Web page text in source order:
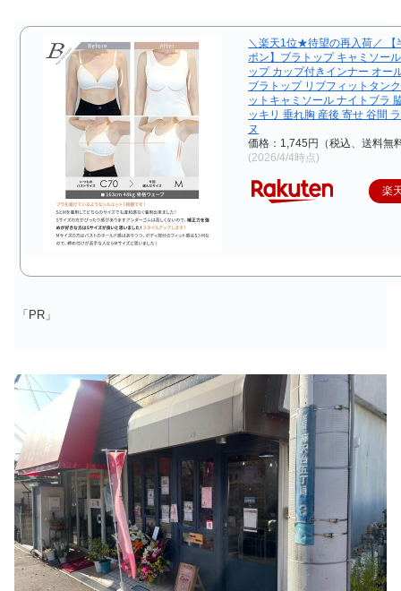
＼楽天1位★待望の再入荷／ 【
ポン】ブラトップ キャミソー
ップ カップ付きインナー オー
ブラトップ リブフィットタン
ットキャミソール ナイトブラ
ッキリ 垂れ胸 産後 寄せ 谷間
ヌ
価格：1,745円（税込、送料無
(2026/4/4時点)
楽
「PR」